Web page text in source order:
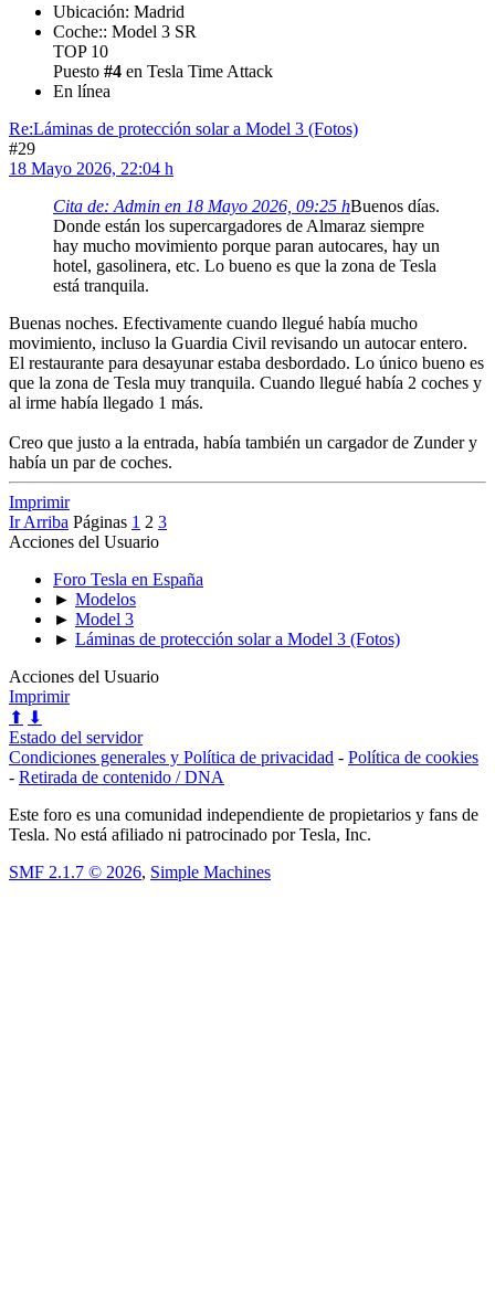
Ubicación: Madrid
Coche:: Model 3 SR
TOP 10
Puesto #4 en Tesla Time Attack
En línea
Re:Láminas de protección solar a Model 3 (Fotos)
#29
18 Mayo 2026, 22:04 h
Cita de: Admin en 18 Mayo 2026, 09:25 hBuenos días.
Donde están los supercargadores de Almaraz siempre
hay mucho movimiento porque paran autocares, hay un
hotel, gasolinera, etc. Lo bueno es que la zona de Tesla
está tranquila.
Buenas noches. Efectivamente cuando llegué había mucho
movimiento, incluso la Guardia Civil revisando un autocar entero.
El restaurante para desayunar estaba desbordado. Lo único bueno es
que la zona de Tesla muy tranquila. Cuando llegué había 2 coches y
al irme había llegado 1 más.
Creo que justo a la entrada, había también un cargador de Zunder y
había un par de coches.
Imprimir
Ir Arriba Páginas 1 2 3
Acciones del Usuario
Foro Tesla en España
► Modelos
► Model 3
► Láminas de protección solar a Model 3 (Fotos)
Acciones del Usuario
Imprimir
⬆ ⬇
Estado del servidor
Condiciones generales y Política de privacidad - Política de cookies
- Retirada de contenido / DNA
Este foro es una comunidad independiente de propietarios y fans de
Tesla. No está afiliado ni patrocinado por Tesla, Inc.
SMF 2.1.7 © 2026, Simple Machines